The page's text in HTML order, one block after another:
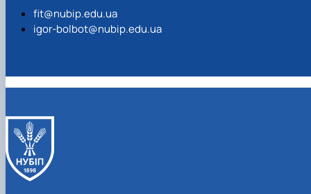
fit@nubip.edu.ua
igor-bolbot@nubip.edu.ua